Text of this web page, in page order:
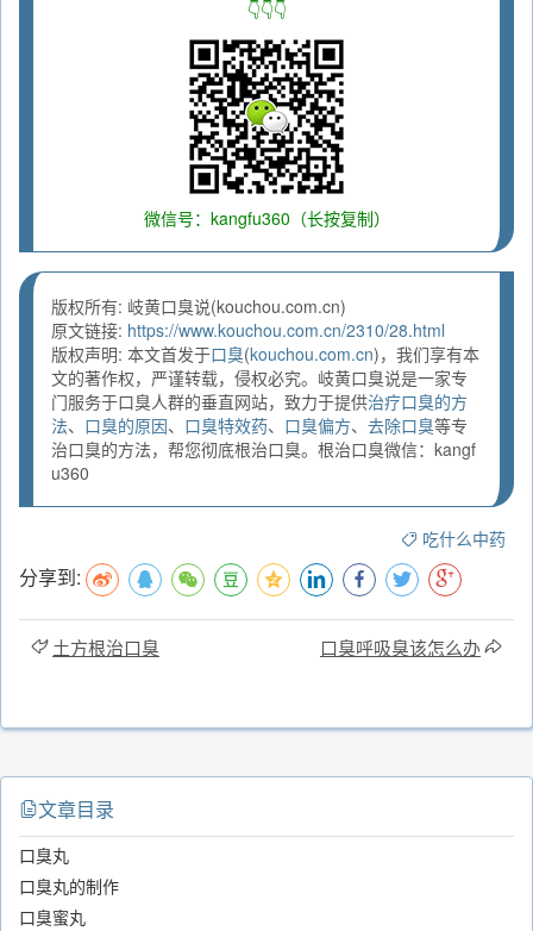
👇👇👇
微信号：kangfu360（长按复制）
版权所有: 岐黄口臭说(kouchou.com.cn)
原文链接: https://www.kouchou.com.cn/2310/28.html
版权声明: 本文首发于口臭(kouchou.com.cn)，我们享有本
文的著作权，严谨转载，侵权必究。岐黄口臭说是一家专
门服务于口臭人群的垂直网站，致力于提供治疗口臭的方
法、 口臭的原因、 口臭特效药、 口臭偏方、 去除口臭等专
治口臭的方法，帮您彻底根治口臭。根治口臭微信：kangf
u360
吃什么中药
分享到:
土方根治口臭 口臭呼吸臭该怎么办
文章目录
口臭丸
口臭丸的制作
口臭蜜丸